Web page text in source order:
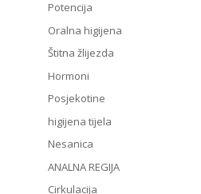
Potencija
Oralna higijena
Štitna žlijezda
Hormoni
Posjekotine
higijena tijela
Nesanica
ANALNA REGIJA
Cirkulacija